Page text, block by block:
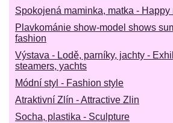
Spokojená maminka, matka - Happy
Plavkománie show-model shows
fashion
Výstava - Lodě, parníky, jachty -
steamers, yachts
Módní styl - Fashion style
Atraktivní Zlín - Attractive Zlin
Socha, plastika - Sculpture